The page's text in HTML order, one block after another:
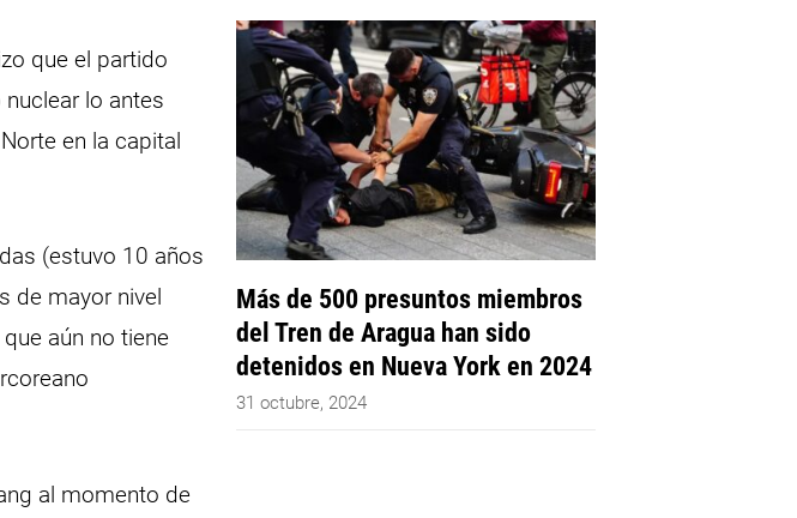
que el partido
lo antes
en la capital
(estuvo 10 años
de mayor nivel
aún no tiene
al momento de
Más de 500 presuntos miembros
del Tren de Aragua han sido
detenidos en Nueva York en 2024
31 octubre, 2024